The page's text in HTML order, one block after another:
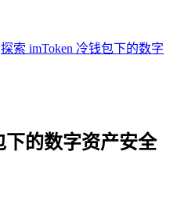
探索 imToken 冷钱包下的数字
下的数字资产安全